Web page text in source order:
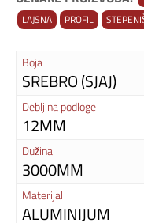
LAJSNA
PROFIL
Boja
SREBRO (SJAJ)
Debljina podloge
12MM
Dužina
3000MM
Materijal
ALUMINIJUM